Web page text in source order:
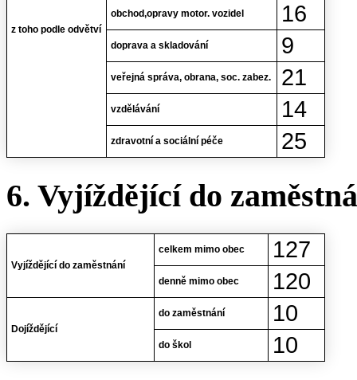
z toho podle odvětví
obchod,opravy motor. vozidel 16
doprava a skladování 9
veřejná správa, obrana, soc. zabez. 21
vzdělávání 14
zdravotní a sociální péče 25
6. Vyjíždějící do
Vyjíždějící do zaměstnání
celkem mimo obec 127
denně mimo obec 120
Dojíždějící
do zaměstnání 10
do škol 10